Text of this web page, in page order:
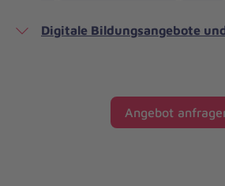
Digitale Bildungsangebote
Angebot